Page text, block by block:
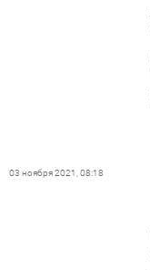
03 ноября 2021, 08:18